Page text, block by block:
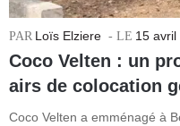
Loïs Elziere 15 avril
Coco Velten : un
airs de colocation
Coco Velten a emménagé à